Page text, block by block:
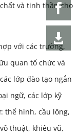
và tinh thần cho
với các trường,
quan tổ chức và
lớp đào tạo ngắn
ngữ, các lớp kỹ
thể hình, cầu lông,
thuật, khiêu vũ,